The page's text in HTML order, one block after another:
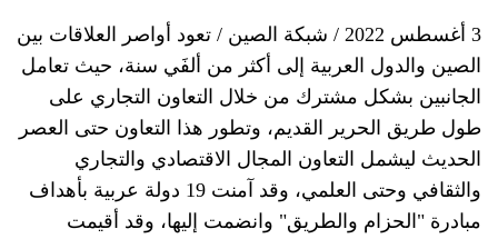
3 أغسطس 2022 / شبكة الصين / تعود أواصر العلاقات بين
الصين والدول العربية إلى أكثر من ألفَي سنة، حيث تعامل
الجانبين بشكل مشترك من خلال التعاون التجاري على
طول طريق الحرير القديم، وتطور هذا التعاون حتى العصر
الحديث ليشمل التعاون المجال الاقتصادي والتجاري
والثقافي وحتى العلمي، وقد آمنت 19 دولة عربية بأهداف
مبادرة "الحزام والطريق" وانضمت إليها، وقد أقيمت